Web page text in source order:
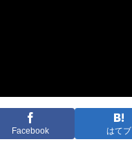
Facebook はてブ